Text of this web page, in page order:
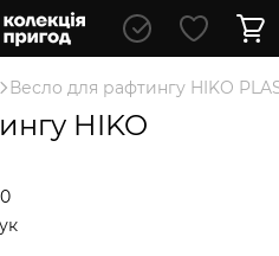
Весло для рафтингу HIKO
HIKO